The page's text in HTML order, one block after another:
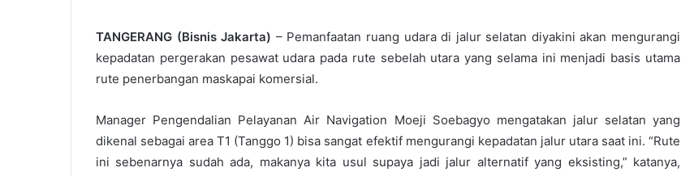
TANGERANG (Bisnis Jakarta) – Pemanfaatan ruang udara di jalur selatan diyakini akan mengurangi
kepadatan pergerakan pesawat udara pada rute sebelah utara yang selama ini menjadi basis utama
rute penerbangan maskapai komersial.
Manager Pengendalian Pelayanan Air Navigation Moeji Soebagyo mengatakan jalur selatan yang
dikenal sebagai area T1 (Tanggo 1) bisa sangat efektif mengurangi kepadatan jalur utara saat ini. “Rute
ini sebenarnya sudah ada, makanya kita usul supaya jadi jalur alternatif yang eksisting,” katanya,